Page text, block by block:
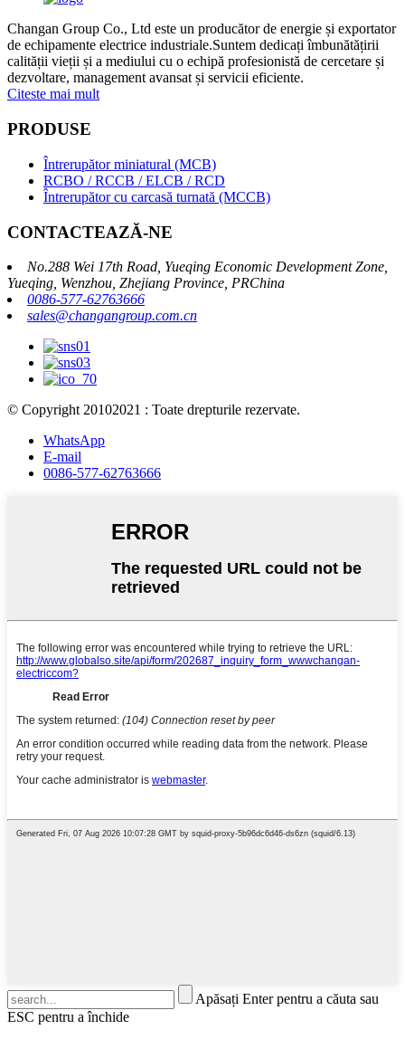
Changan Group Co., Ltd este un producător de energie și exportator
de echipamente electrice industriale.Suntem dedicați îmbunătățirii
calității vieții și a mediului cu o echipă profesionistă de cercetare și
dezvoltare, management avansat și servicii eficiente.
Citeste mai mult
PRODUSE
Întrerupător miniatural (MCB)
RCBO / RCCB / ELCB / RCD
Întrerupător cu carcasă turnată (MCCB)
CONTACTEAZĂ-NE
No.288 Wei 17th Road, Yueqing Economic Development Zone,
Yueqing, Wenzhou, Zhejiang Province, PRChina
0086-577-62763666
sales@changangroup.com.cn
© Copyright 20102021 : Toate drepturile rezervate.
WhatsApp
E-mail
0086-577-62763666
Apăsați Enter pentru a căuta sau
ESC pentru a închide